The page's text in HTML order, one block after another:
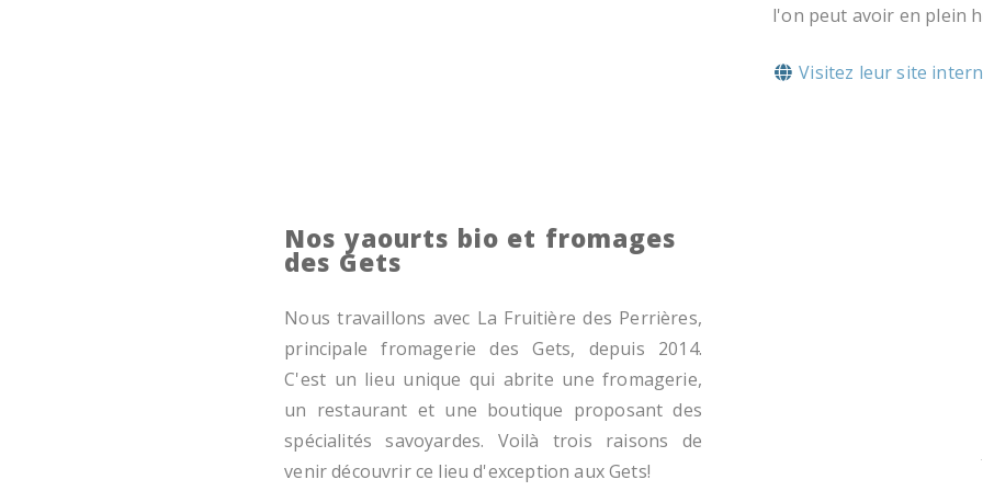
l'on peut avoir en plein
Visitez leur site
Nos yaourts bio et fromages
des Gets
Nous travaillons avec La Fruitière des Perrières,
principale fromagerie des Gets, depuis 2014.
C'est un lieu unique qui abrite une fromagerie,
un restaurant et une boutique proposant des
spécialités savoyardes. Voilà trois raisons de
venir découvrir ce lieu d'exception aux Gets!